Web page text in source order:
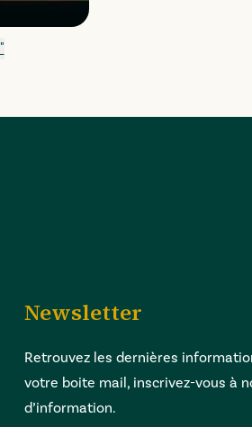
"
Newsletter
Retrouvez les dernières
votre boite mail, inscrivez-vous à
d’information.